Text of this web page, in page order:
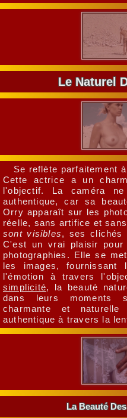
Le Naturel
Se reflète parfaitement
Cette actrice a un
l'objectif. La caméra
authentique, car sa
Orry apparaît sur les
réelle, sans artifice et
sont visibles, ses clichés
C'est un vrai plaisir
photographies. Elle se
les images, fournissant
l'émotion à travers
simplicité, la beauté
dans leurs moments
charmante et
authentique à travers la
La Beauté